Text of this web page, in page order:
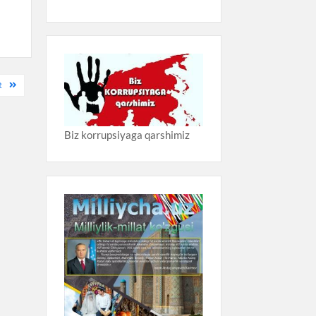
Biz korrupsiyaga qarshimiz